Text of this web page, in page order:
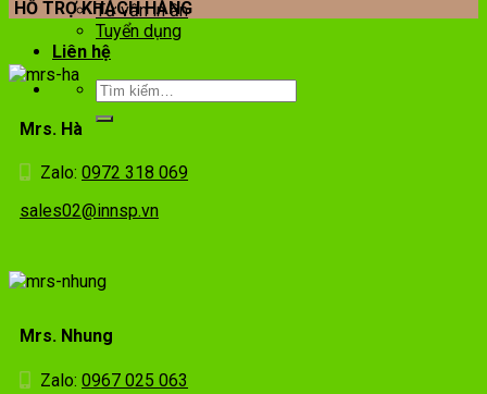
Tư vấn in ấn
Tuyển dụng
Liên hệ
HỖ TRỢ KHÁCH HÀNG
Mrs. Hà
Zalo: 0972 318 069
sales02@innsp.vn
Mrs. Nhung
Zalo: 0967 025 063